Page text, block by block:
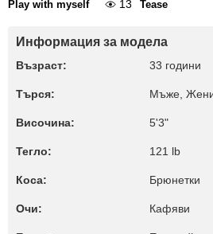
Play with myself 13 Tease
Информация за модела
Възраст: 33 години
Търся: Мъже,
Височина: 5'3"
Тегло: 121 lb
Коса: Брюнетки
Очи: Кафяви